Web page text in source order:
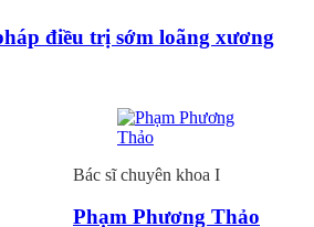
điều trị sớm loãng xương
Bác sĩ chuyên khoa I
Phạm Phương Thảo